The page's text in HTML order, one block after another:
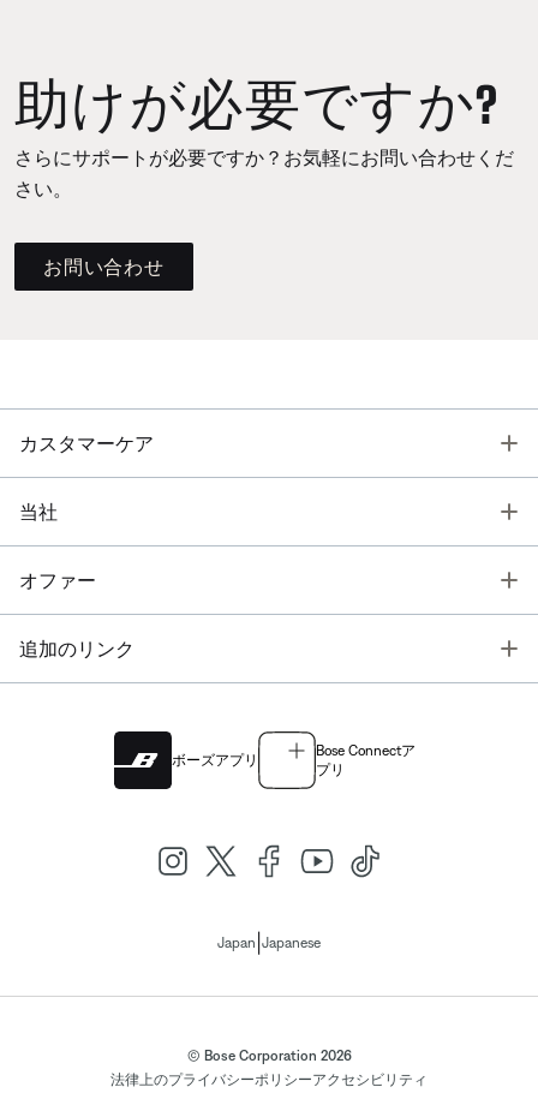
助けが必要ですか?
さらにサポートが必要ですか？お気軽にお問い合わせくだ
さい。
お問い合わせ
カスタマーケア
当社
オファー
追加のリンク
ボーズアプリ
Bose Connectア
プリ
Japan Japanese
© Bose Corporation 2026
法律上のプライバシーポリシーアクセシビリティ